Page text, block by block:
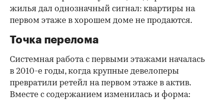
жилья дал однозначный сигнал: квартиры на
первом этаже в хорошем доме не продаются.
Точка перелома
Системная работа с первыми этажами началась
в 2010-е годы, когда крупные девелоперы
превратили ретейл на первом этаже в актив.
Вместе с содержанием изменилась и форма: